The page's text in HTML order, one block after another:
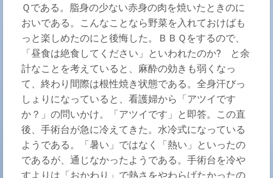
Ｑである。脂身の少ない赤身の肉を焼いたときのに
おいである。こんなことなら野菜を入れておけばも
っと楽しめたのにと後悔した。ＢＢＱをするので、
「昼食は絶食してください」といわれたのか? と余
計なことを考えていると、麻酔の効きも弱くなっ
て、終わり間際は根性焼き状態である。全身汗びっ
しょりになっていると、看護婦から「アツイです
か？」の問いかけ。「アツイです」と即答。この直
後、手術台が急に冷えてきた。水冷式になっている
ようである。「暑い」ではなく「熱い」といったの
であるが、通じなかったようである。手術台を冷や
すよりは「おかわり」で熱さをやわらげたかったの